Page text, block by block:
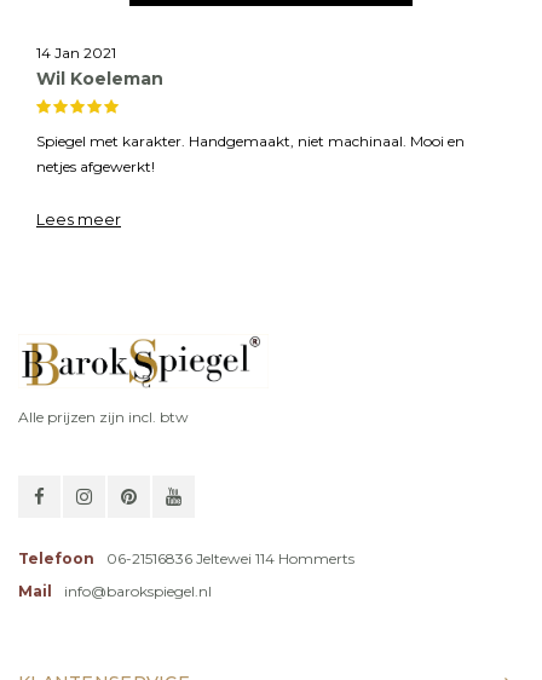
14 Jan 2021
Wil Koeleman
Spiegel met karakter. Handgemaakt, niet machinaal. Mooi en
netjes afgewerkt!
Goede service: De spiegel werd bij aflevering netjes uitgepakt en
Lees meer
Alle prijzen zijn incl. btw
Telefoon
06-21516836 Jeltewei 114 Hommerts
Mail
info@barokspiegel.nl